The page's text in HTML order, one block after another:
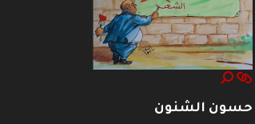
حسون الشنون